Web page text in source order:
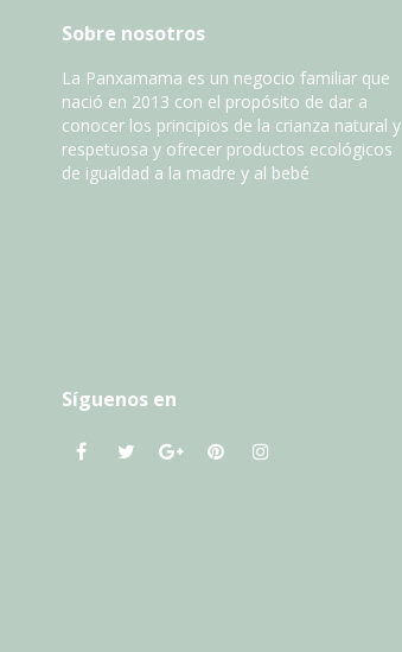
Sobre nosotros
La Panxamama es un negocio familiar que
nació en 2013 con el propósito de dar a
conocer los principios de la crianza natural y
respetuosa y ofrecer productos ecológicos
de igualdad a la madre y al bebé
Síguenos en